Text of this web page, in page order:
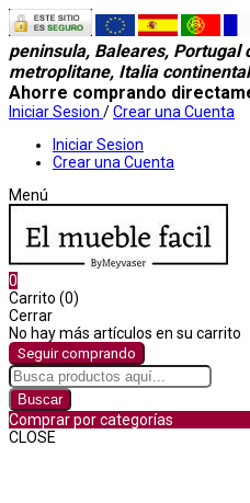
peninsula, Baleares, Portugal
metroplitane, Italia
Ahorre comprando
Iniciar Sesion /Crear una Cuenta
Iniciar Sesion
Crear una Cuenta
Menú
0
Carrito (0)
Cerrar
No hay más artículos en su carrito
Seguir comprando
Buscar
Comprar por categorías
CLOSE